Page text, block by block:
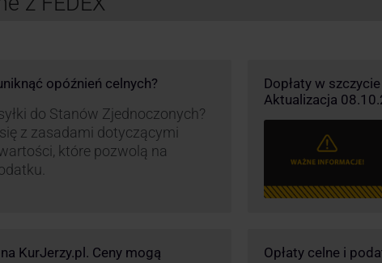
opóźnień celnych?
do Stanów Zjednoczonych?
z zasadami dotyczącymi
które pozwolą na
Dopłaty w
Aktualizacja
KurJerzy.pl. Ceny mogą
Opłaty celne i